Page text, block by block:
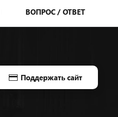
ВОПРОС / ОТВЕТ
Поддержать сайт